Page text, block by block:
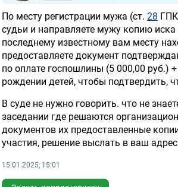
По месту регистрации мужа (ст. 28
судьи и направляете мужу копию
последнему известному вам месту
предоставляете документ
по оплате госпошлины (5 000,00 руб.)
рождении детей, чтобы подтвердить,
В суде не нужно говорить. что не
заседании где решаются
документов их предоставленные
участия, решение выслать в ваш
15.01.2025, 15:01